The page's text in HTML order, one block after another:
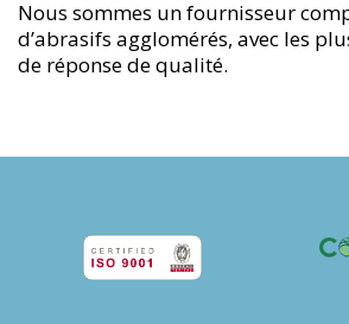
Nous sommes un fournisseur
d’abrasifs agglomérés, avec les
de réponse de qualité.